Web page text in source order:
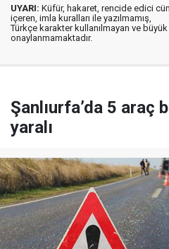
UYARI: Küfür, hakaret, rencide edici
içeren, imla kuralları ile yazılmamış,
Türkçe karakter kullanılmayan ve
onaylanmamaktadır.
Şanlıurfa’da 5 araç
yaralı